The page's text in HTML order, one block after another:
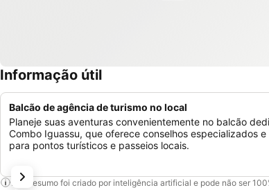
Informação útil
Balcão de agência de turismo no local
Planeje suas aventuras convenientemente no balcão
Combo Iguassu, que oferece conselhos especializados e
para pontos turísticos e passeios locais.
Este resumo foi criado por inteligência artificial e pode não ser